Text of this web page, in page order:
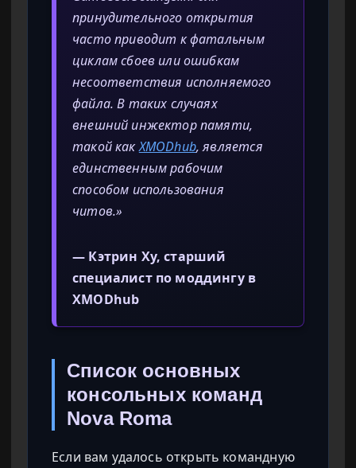
принудительного открытия
часто приводит к фатальным
циклам сбоев или ошибкам
несоответствия исполняемого
файла. В таких случаях
внешний инжектор памяти,
такой какXMODhub, является
единственным рабочим
способом использования
читов.»
— Кэтрин Ху, старший
специалист по моддингу в
XMODhub
Список основных
консольных команд
Nova Roma
Если вам удалось открыть командную